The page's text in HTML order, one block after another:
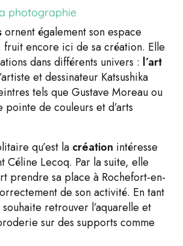
photographie
ornent également son espace
fruit encore ici de sa création. Elle
dans différents univers : l’art
et dessinateur Katsushika
tels que Gustave Moreau ou
pointe de couleurs et d’arts
qu’est la création intéresse
Céline Lecoq. Par la suite, elle
prendre sa place à Rochefort-en-
de son activité. En tant
souhaite retrouver l’aquarelle et
sur des supports comme